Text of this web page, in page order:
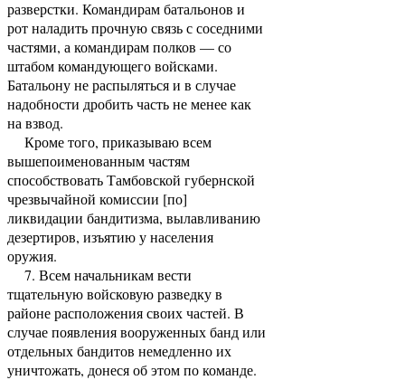
разверстки. Командирам батальонов и
рот наладить прочную связь с соседними
частями, а командирам полков — со
штабом командующего войсками.
Батальону не распыляться и в случае
надобности дробить часть не менее как
на взвод.
Кроме того, приказываю всем
вышепоименованным частям
способствовать Тамбовской губернской
чрезвычайной комиссии [по]
ликвидации бандитизма, вылавливанию
дезертиров, изъятию у населения
оружия.
7. Всем начальникам вести
тщательную войсковую разведку в
районе расположения своих частей. В
случае появления вооруженных банд или
отдельных бандитов немедленно их
уничтожать, донеся об этом по команде.